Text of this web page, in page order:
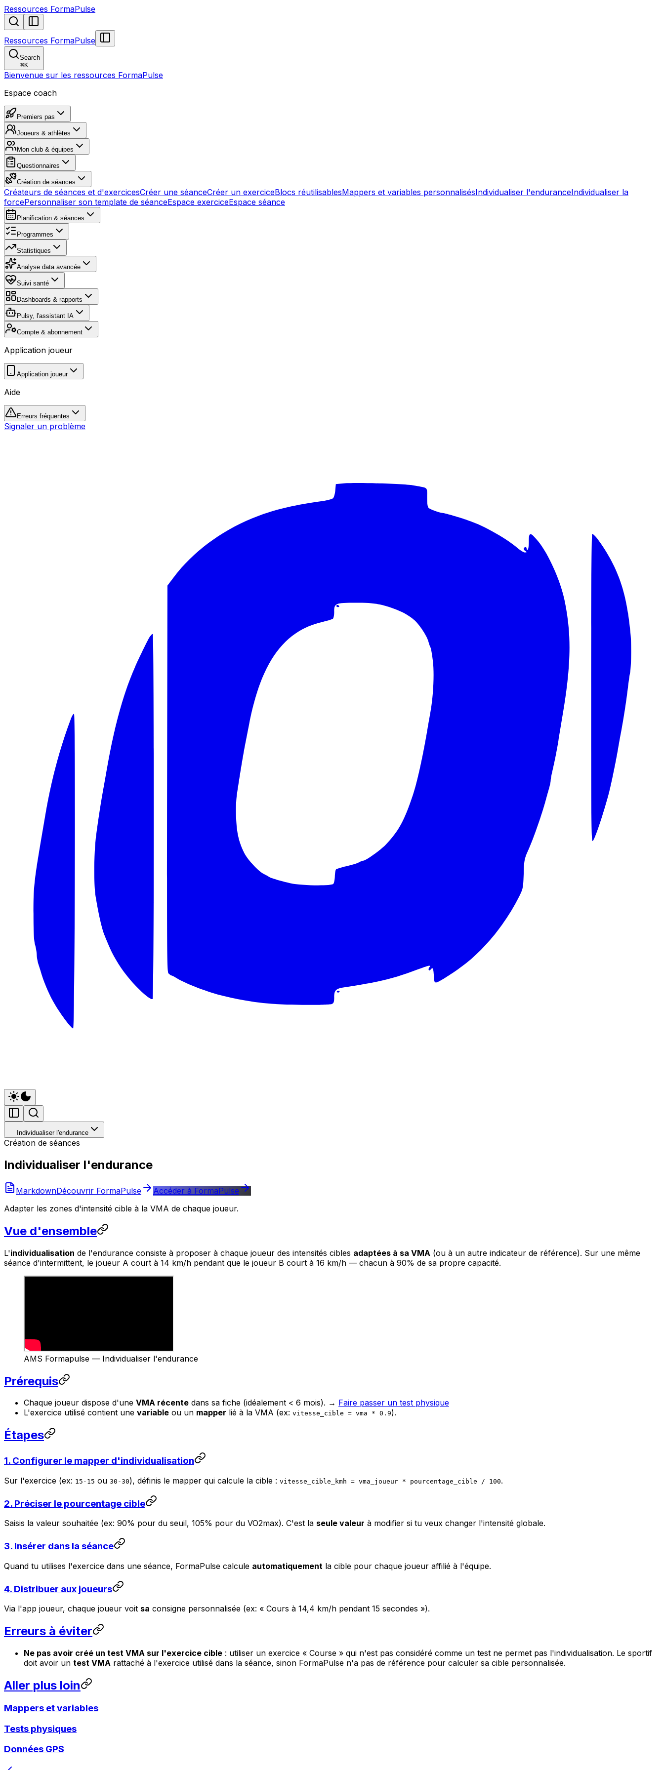
Ressources FormaPulse
Ressources FormaPulse
Search
⌘K
Bienvenue sur les ressources FormaPulse
Espace coach
Premiers pas
Joueurs & athlètes
Mon club & équipes
Questionnaires
Création de séances
Créateurs de séances et d'exercicesCréer une séanceCréer un exerciceBlocs réutilisablesMappers et variables personnalisésIndividualiser l'enduranceIndividualiser la
forcePersonnaliser son template de séanceEspace exerciceEspace séance
Planification & séances
Programmes
Statistiques
Analyse data avancée
Suivi santé
Dashboards & rapports
Pulsy, l'assistant IA
Compte & abonnement
Application joueur
Application joueur
Aide
Erreurs fréquentes
Signaler un problème
Individualiser l'endurance
Création de séances
Individualiser l'endurance
MarkdownDécouvrir FormaPulse
Accéder à FormaPulse
Adapter les zones d'intensité cible à la VMA de chaque joueur.
Vue d'ensemble
L'individualisation de l'endurance consiste à proposer à chaque joueur des intensités cibles adaptées à sa VMA (ou à un autre indicateur de référence). Sur une même
séance d'intermittent, le joueur A court à 14 km/h pendant que le joueur B court à 16 km/h — chacun à 90% de sa propre capacité.
AMS Formapulse — Individualiser l'endurance
Prérequis
Chaque joueur dispose d'une VMA récente dans sa fiche (idéalement < 6 mois). → Faire passer un test physique
L'exercice utilisé contient une variable ou un mapper lié à la VMA (ex: vitesse_cible = vma * 0.9).
Étapes
1. Configurer le mapper d'individualisation
Sur l'exercice (ex: 15-15 ou 30-30), définis le mapper qui calcule la cible : vitesse_cible_kmh = vma_joueur * pourcentage_cible / 100.
2. Préciser le pourcentage cible
Saisis la valeur souhaitée (ex: 90% pour du seuil, 105% pour du VO2max). C'est la seule valeur à modifier si tu veux changer l'intensité globale.
3. Insérer dans la séance
Quand tu utilises l'exercice dans une séance, FormaPulse calcule automatiquement la cible pour chaque joueur affilié à l'équipe.
4. Distribuer aux joueurs
Via l'app joueur, chaque joueur voit sa consigne personnalisée (ex: « Cours à 14,4 km/h pendant 15 secondes »).
Erreurs à éviter
Ne pas avoir créé un test VMA sur l'exercice cible : utiliser un exercice « Course » qui n'est pas considéré comme un test ne permet pas l'individualisation. Le sportif
doit avoir un test VMA rattaché à l'exercice utilisé dans la séance, sinon FormaPulse n'a pas de référence pour calculer sa cible personnalisée.
Aller plus loin
Mappers et variables
Tests physiques
Données GPS